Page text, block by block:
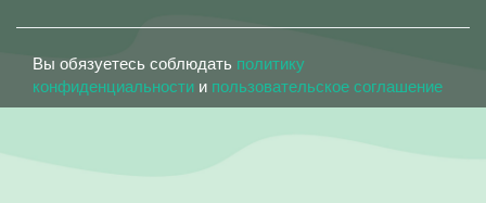
Вы обязуетесь соблюдать политику
конфиденциальности и пользовательское соглашение